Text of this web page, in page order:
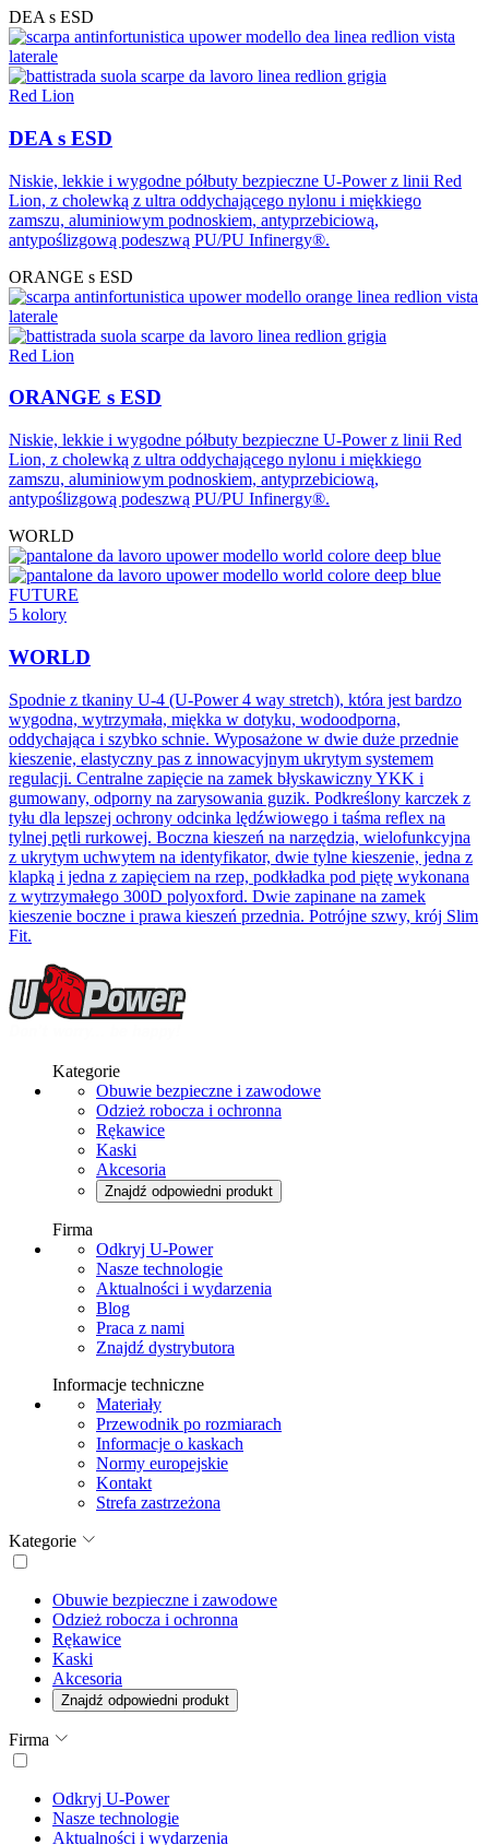
DEA s ESD
Red Lion
DEA s ESD
Niskie, lekkie i wygodne półbuty bezpieczne U-Power z linii Red
Lion, z cholewką z ultra oddychającego nylonu i miękkiego
zamszu, aluminiowym podnoskiem, antyprzebiciową,
antypoślizgową podeszwą PU/PU Infinergy®.
ORANGE s ESD
Red Lion
ORANGE s ESD
Niskie, lekkie i wygodne półbuty bezpieczne U-Power z linii Red
Lion, z cholewką z ultra oddychającego nylonu i miękkiego
zamszu, aluminiowym podnoskiem, antyprzebiciową,
antypoślizgową podeszwą PU/PU Infinergy®.
WORLD
FUTURE
5 kolory
WORLD
Spodnie z tkaniny U-4 (U-Power 4 way stretch), która jest bardzo
wygodna, wytrzymała, miękka w dotyku, wodoodporna,
oddychająca i szybko schnie. Wyposażone w dwie duże przednie
kieszenie, elastyczny pas z innowacyjnym ukrytym systemem
regulacji. Centralne zapięcie na zamek błyskawiczny YKK i
gumowany, odporny na zarysowania guzik. Podkreślony karczek z
tyłu dla lepszej ochrony odcinka lędźwiowego i taśma reﬂex na
tylnej pętli rurkowej. Boczna kieszeń na narzędzia, wielofunkcyjna
z ukrytym uchwytem na identyfikator, dwie tylne kieszenie, jedna z
klapką i jedna z zapięciem na rzep, podkładka pod piętę wykonana
z wytrzymałego 300D polyoxford. Dwie zapinane na zamek
kieszenie boczne i prawa kieszeń przednia. Potrójne szwy, krój Slim
Fit.
Kategorie
Obuwie bezpieczne i zawodowe
Odzież robocza i ochronna
Rękawice
Kaski
Akcesoria
Znajdź odpowiedni produkt
Firma
Odkryj U-Power
Nasze technologie
Aktualności i wydarzenia
Blog
Praca z nami
Znajdź dystrybutora
Informacje techniczne
Materiały
Przewodnik po rozmiarach
Informacje o kaskach
Normy europejskie
Kontakt
Strefa zastrzeżona
Kategorie
Obuwie bezpieczne i zawodowe
Odzież robocza i ochronna
Rękawice
Kaski
Akcesoria
Znajdź odpowiedni produkt
Firma
Odkryj U-Power
Nasze technologie
Aktualności i wydarzenia